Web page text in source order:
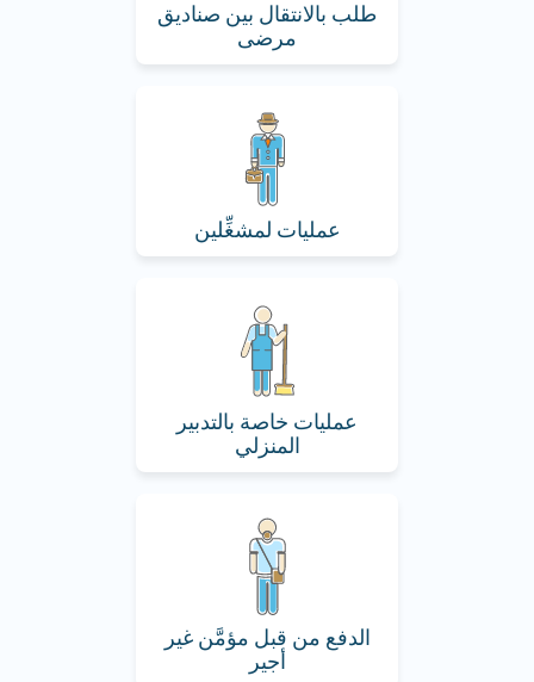
طلب بالانتقال بين صناديق
مرضى
عمليات لمشغِّلين
عمليات خاصة بالتدبير
المنزلي
الدفع من قبل مؤمَّن غير
أجير